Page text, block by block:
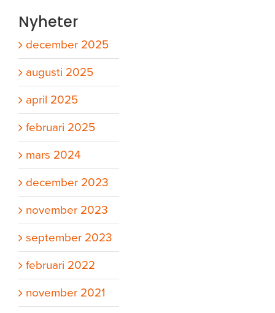
Nyheter
december 2025
augusti 2025
april 2025
februari 2025
mars 2024
december 2023
november 2023
september 2023
februari 2022
november 2021